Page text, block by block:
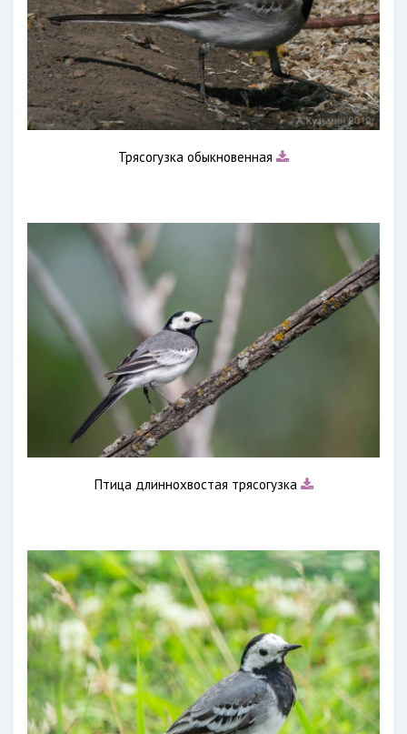
Трясогузка обыкновенная
Птица длиннохвостая трясогузка